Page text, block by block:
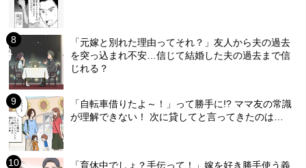
「元嫁と別れた理由ってそれ？」友人から夫の過去
を突っ込まれ不安…信じて結婚した夫の過去まで信
じれる？
「自転車借りたよ～！」って勝手に!? ママ友の常識
が理解できない！ 次に貸してと言ってきたのは…
「育休中でしょ？手伝って！」嫁を好き勝手使う義